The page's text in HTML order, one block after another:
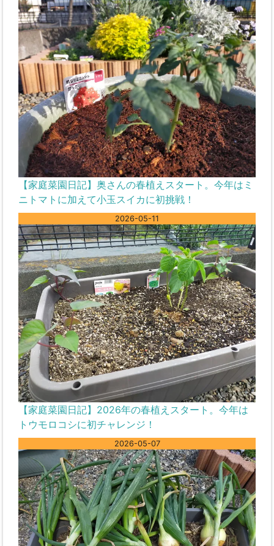
【家庭菜園日記】奥さんの春植えスタート。今年はミ
ニトマトに加えて小玉スイカに初挑戦！
2026-05-11
【家庭菜園日記】2026年の春植えスタート。今年は
トウモロコシに初チャレンジ！
2026-05-07